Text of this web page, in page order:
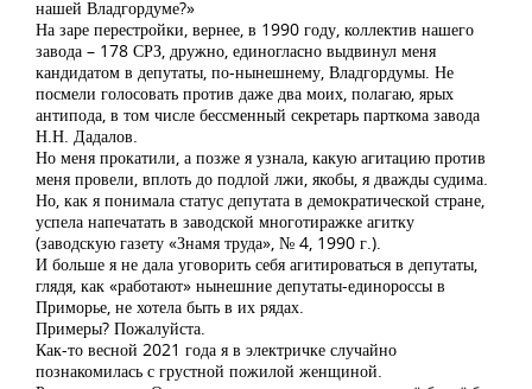
нашей Владгордуме?»
На заре перестройки, вернее, в 1990 году, коллектив нашего
завода – 178 СРЗ, дружно, единогласно выдвинул меня
кандидатом в депутаты, по-нынешнему, Владгордумы. Не
посмели голосовать против даже два моих, полагаю, ярых
антипода, в том числе бессменный секретарь парткома завода
Н.Н. Дадалов.
Но меня прокатили, а позже я узнала, какую агитацию против
меня провели, вплоть до подлой лжи, якобы, я дважды судима.
Но, как я понимала статус депутата в демократической стране,
успела напечатать в заводской многотиражке агитку
(заводскую газету «Знамя труда», № 4, 1990 г.).
И больше я не дала уговорить себя агитироваться в депутаты,
глядя, как «работают» нынешние депутаты-единороссы в
Приморье, не хотела быть в их рядах.
Примеры? Пожалуйста.
Как-то весной 2021 года я в электричке случайно
познакомилась с грустной пожилой женщиной.